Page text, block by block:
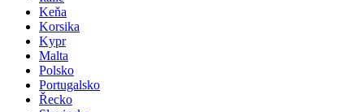
Keňa
Korsika
Kypr
Malta
Polsko
Portugalsko
Řecko